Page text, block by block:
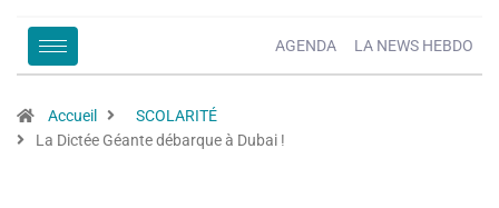
AGENDA LA NEWS HEBDO
Accueil
SCOLARITÉ
La Dictée Géante débarque à Dubai !